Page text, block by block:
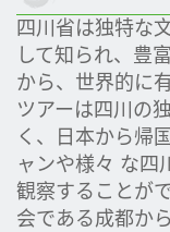
四川省は独特な
して知られ、豊
から、世界的に
ツアーは四川の
く、日本から帰
ャンや様々 な四
観察することが
会である成都か